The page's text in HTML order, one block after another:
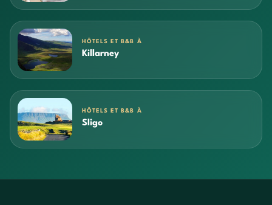
HÔTELS ET B&B À
Killarney
HÔTELS ET B&B À
Sligo